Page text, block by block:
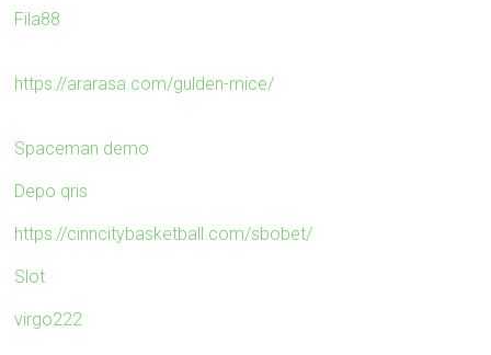
Fila88
https://ararasa.com/gulden-mice/
Spaceman demo
Depo qris
https://cinncitybasketball.com/sbobet/
Slot
virgo222